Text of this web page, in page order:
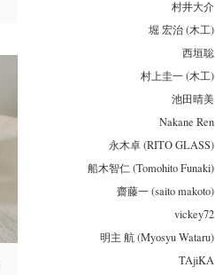
村井大介
堀 宏治 (木工)
西垣聡
村上圭一 (木工)
池田晴美
Nakane Ren
永木卓 (RITO GLASS)
船木智仁 (Tomohito Funaki)
齋藤一 (saito makoto)
vickey72
明主 航 (Myosyu Wataru)
TAjiKA